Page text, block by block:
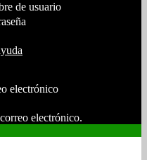
de usuario
electrónico
electrónico.